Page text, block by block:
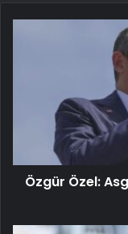
Özgür Özel: